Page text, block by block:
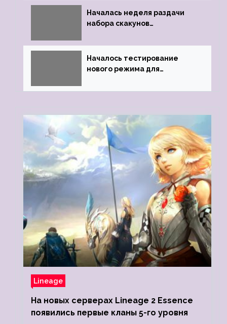
Началась неделя раздачи
набора скакунов
Началось тестирование
нового режима для
online
Lineage
На новых серверах Lineage 2 Essence
появились первые кланы 5-го уровня